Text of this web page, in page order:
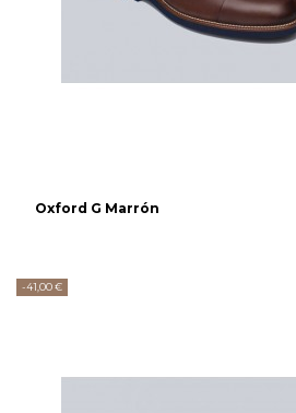
Oxford G Marrón
-41,00 €